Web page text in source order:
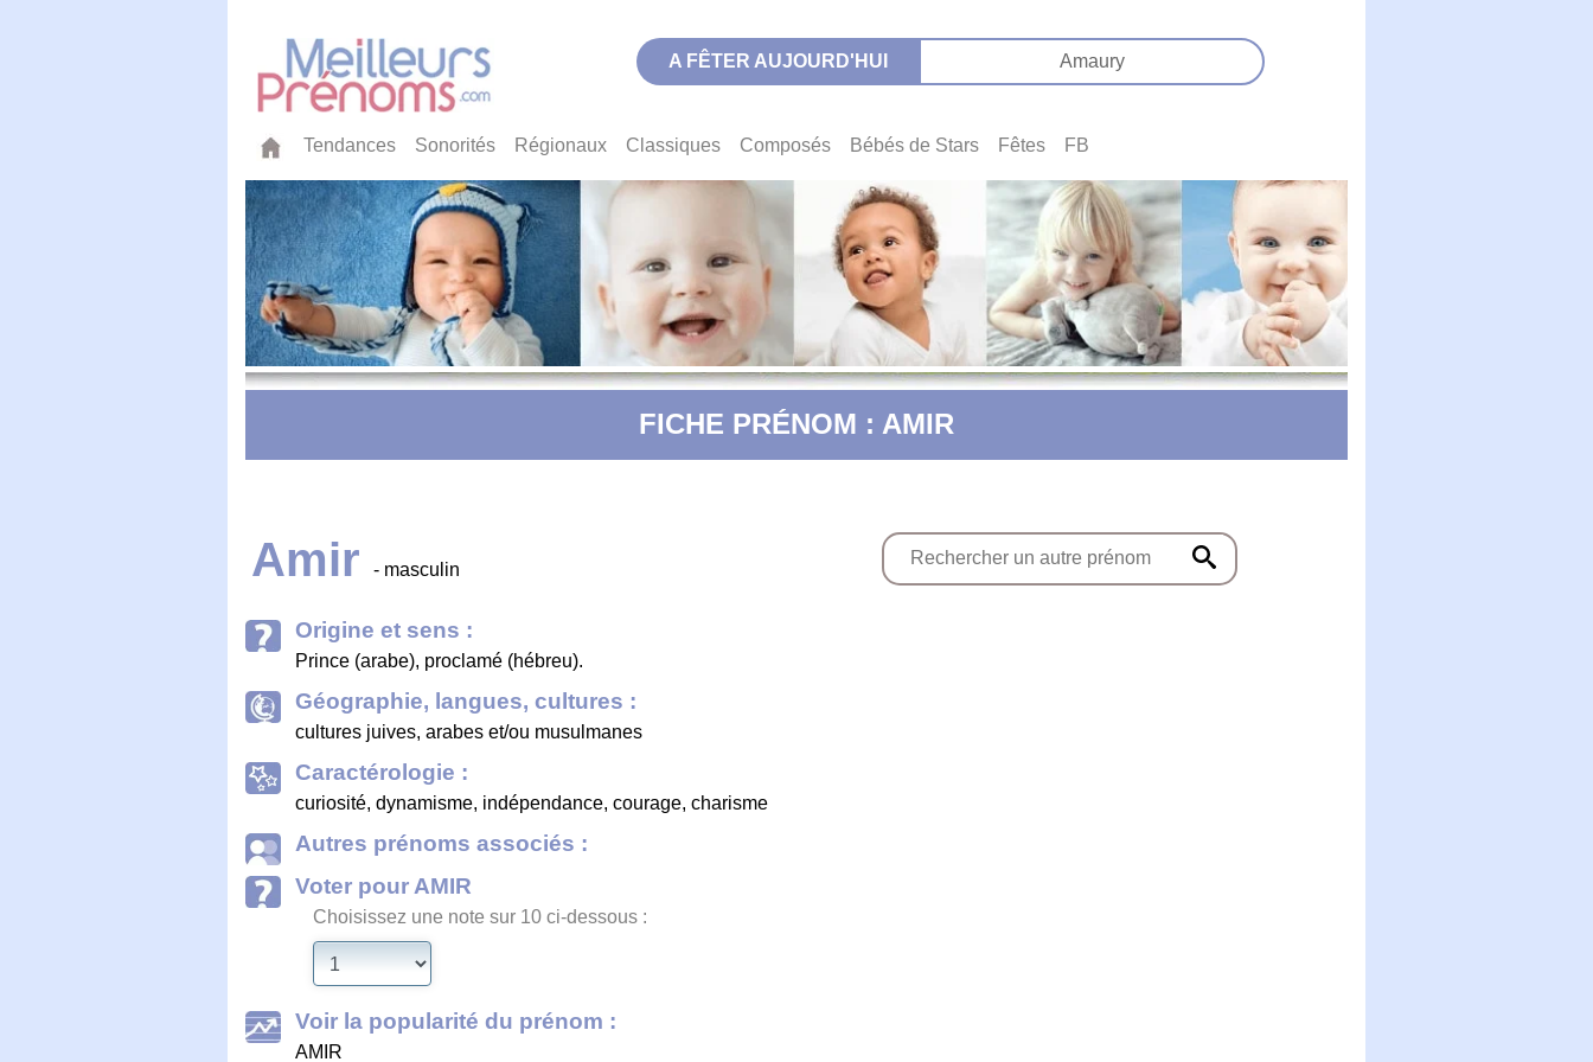
A FÊTER AUJOURD'HUI Amaury
Tendances Sonorités Régionaux Classiques Composés Bébés de Stars Fêtes FB
FICHE PRÉNOM : AMIR
Amir - masculin
Origine et sens :
Prince (arabe), proclamé (hébreu).
Géographie, langues, cultures :
cultures juives, arabes et/ou musulmanes
Caractérologie :
curiosité, dynamisme, indépendance, courage, charisme
Autres prénoms associés :
Voter pour AMIR
Choisissez une note sur 10 ci-dessous :
Voir la popularité du prénom :
AMIR